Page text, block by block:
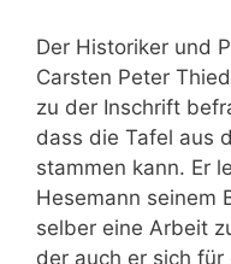
Der Historiker und
Carsten Peter
zu der Inschrift
dass die Tafel aus
stammen kann. Er
Hesemann seinem
selber eine Arbeit
der auch er sich